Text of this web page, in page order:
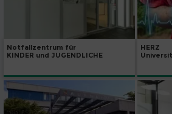
Notfallzentrum für
KINDER und JUGENDLICHE
HERZ